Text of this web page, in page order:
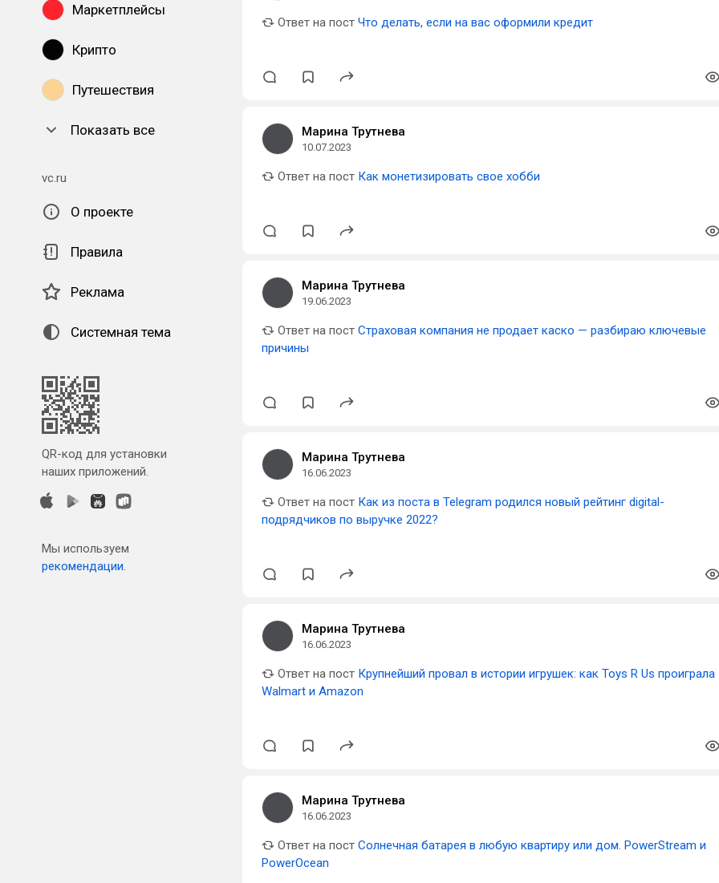
Маркетплейсы
Крипто
Путешествия
Показать все
vc.ru
О проекте
Правила
Реклама
Системная тема
QR-код для установки
наших приложений.
Мы используем
рекомендации.
Ответ на пост Что делать, если на вас оформили кредит
Марина Трутнева
10.07.2023
Ответ на пост Как монетизировать свое хобби
Марина Трутнева
19.06.2023
Ответ на пост Страховая компания не продает каско — разбираю ключевые
причины
Марина Трутнева
16.06.2023
Ответ на пост Как из поста в Telegram родился новый рейтинг digital-
подрядчиков по выручке 2022?
Марина Трутнева
16.06.2023
Ответ на пост Крупнейший провал в истории игрушек: как Toys R Us проиграла
Walmart и Amazon
Марина Трутнева
16.06.2023
Ответ на пост Солнечная батарея в любую квартиру или дом. PowerStream и
PowerOcean